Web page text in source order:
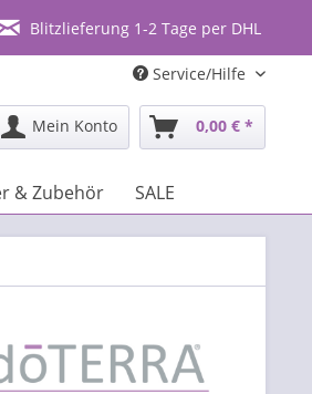
Blitzlieferung 1-2 Tage per DHL
Service/Hilfe
Mein Konto 0,00 € *
& Zubehör SALE